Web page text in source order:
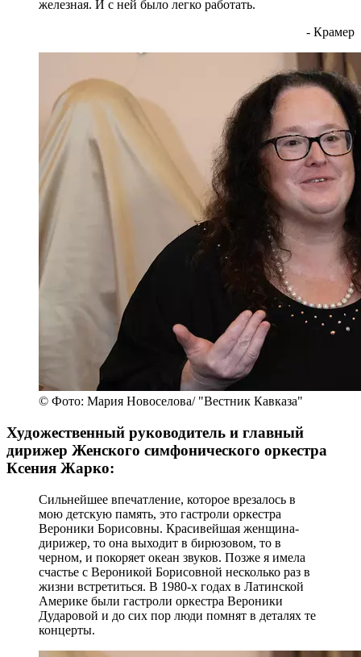
железная. И с ней было легко работать.
- Крамер
© Фото: Мария Новоселова/ "Вестник Кавказа"
Художественный руководитель и главный
дирижер Женского симфонического оркестра
Ксения Жарко:
Сильнейшее впечатление, которое врезалось в
мою детскую память, это гастроли оркестра
Вероники Борисовны. Красивейшая женщина-
дирижер, то она выходит в бирюзовом, то в
черном, и покоряет океан звуков. Позже я имела
счастье с Вероникой Борисовной несколько раз в
жизни встретиться. В 1980-х годах в Латинской
Америке были гастроли оркестра Вероники
Дударовой и до сих пор люди помнят в деталях те
концерты.